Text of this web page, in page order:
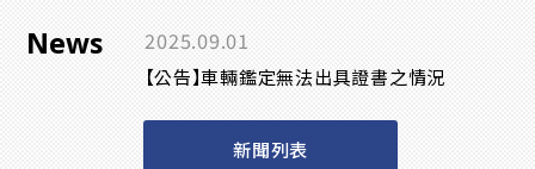
News 2025.09.01
【公告】車輛鑑定無法出具證書之情況
新聞列表